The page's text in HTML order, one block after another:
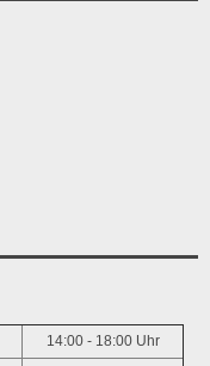
14:00 - 18:00 Uhr